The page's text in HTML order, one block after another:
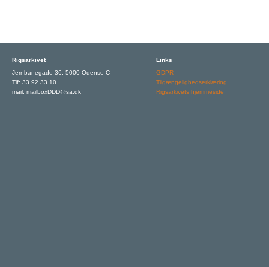
Rigsarkivet
Jernbanegade 36, 5000 Odense C
Tlf: 33 92 33 10
mail: mailboxDDD@sa.dk
Links
GDPR
Tilgængelighedserklæring
Rigsarkivets hjemmeside